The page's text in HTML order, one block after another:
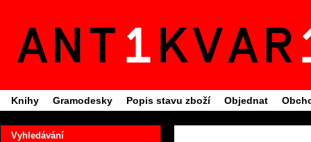
Knihy Gramodesky Popis stavu zboží Objednat
Vyhledávání